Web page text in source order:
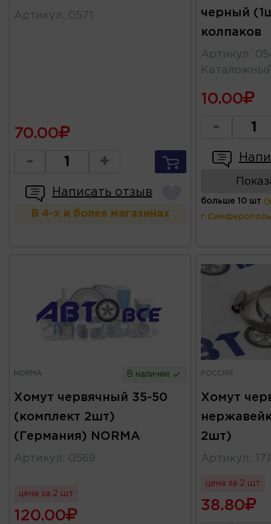
Артикул : 0571
70.00
- +
Написать отзыв
В 4-х и более магазинах
черный
колпаков
Артикул :
10.00
-
больше 10 шт
NORMA В наличии
Хомут червячный 35-50
(комплект 2шт)
(Германия) NORMA
Артикул : 0569
цена за 2 шт
120.00
РОССИЯ
Хомут
2шт)
Артикул :
цена за 2 шт
38.80